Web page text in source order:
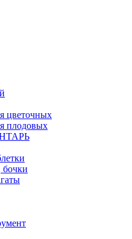
цветочных
плодовых
бочки